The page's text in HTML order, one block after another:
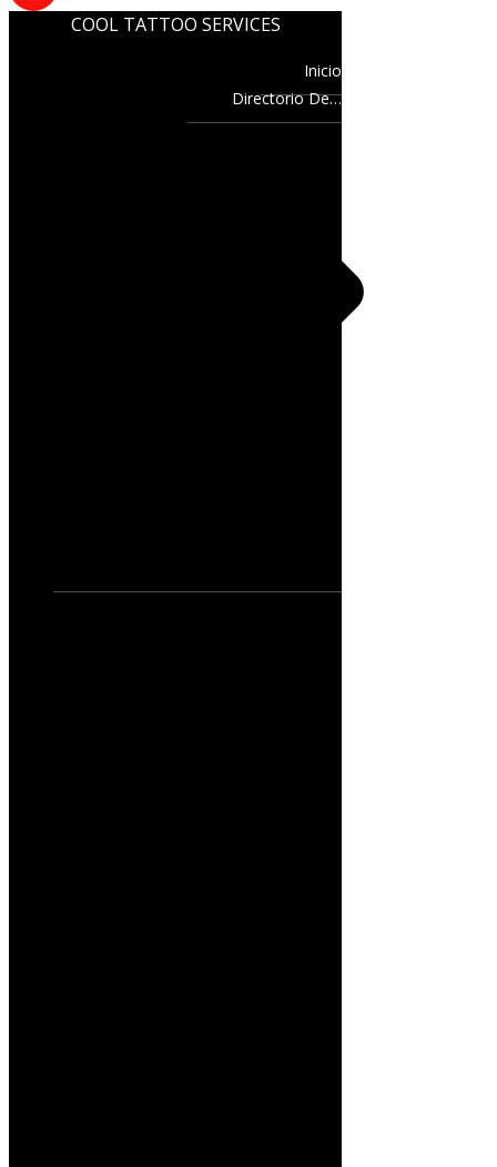
COOL TATTOO SERVICES
Inicio
Directorio De…